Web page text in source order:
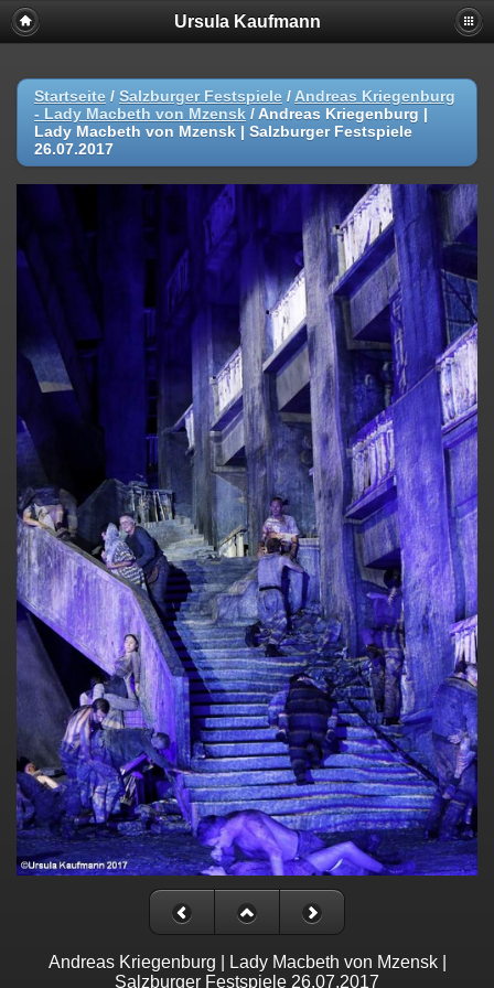
Ursula Kaufmann
Startseite / Salzburger Festspiele / Andreas Kriegenburg
- Lady Macbeth von Mzensk / Andreas Kriegenburg |
Lady Macbeth von Mzensk | Salzburger Festspiele
26.07.2017
Andreas Kriegenburg | Lady Macbeth von Mzensk |
Salzburger Festspiele 26.07.2017